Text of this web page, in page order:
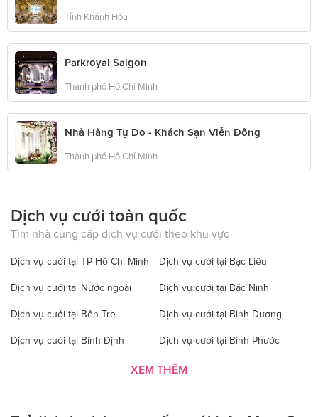
Tỉnh Khánh Hòa
Parkroyal Saigon
Thành phố Hồ Chí Minh
Nhà Hàng Tự Do - Khách Sạn Viễn Đông
Thành phố Hồ Chí Minh
Dịch vụ cưới toàn quốc
Tìm nhà cung cấp dịch vụ cưới theo khu vực
Dịch vụ cưới tại TP Hồ Chí Minh Dịch vụ cưới tại Bạc Liêu
Dịch vụ cưới tại Nước ngoài Dịch vụ cưới tại Bắc Ninh
Dịch vụ cưới tại Bến Tre Dịch vụ cưới tại Bình Dương
Dịch vụ cưới tại Bình Định Dịch vụ cưới tại Bình Phước
Dịch vụ cưới tại Bình Thuận Dịch vụ cưới tại Cà Mau
XEM THÊM